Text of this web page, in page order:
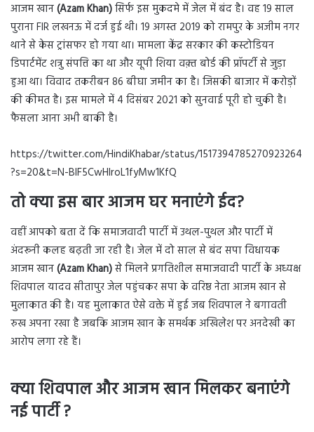
आजम खान(Azam Khan)सिर्फ इस मुकदमे में जेल में बंद है। वह 19 साल
पुराना FIR लखनऊ में दर्ज हुई थी। 19 अगस्त 2019 को रामपुर के अजीम नगर
थाने से केस ट्रांसफर हो गया था। मामला केंद्र सरकार की कस्टोडियन
डिपार्टमेंट शत्रु संपत्ति का था और यूपी शिया वक़्त बोर्ड की प्रॉपर्टी से जुड़ा
हुआ था। विवाद तकरीबन 86 बीघा जमीन का है। जिसकी बाजार में करोड़ों
की कीमत है। इस मामले में 4 दिसंबर 2021 को सुनवाई पूरी हो चुकी है।
फैसला आना अभी बाकी है।
https://twitter.com/HindiKhabar/status/1517394785270923264
?s=20&t=N-BlF5CwHlroL1fyMw1KfQ
तो क्या इस बार आजम घर मनाएंगे ईद?
वहीं आपको बता दें कि समाजवादी पार्टी में उथल-पुथल और पार्टी में
अंदरूनी कलह बढ़ती जा रही है। जेल में दो साल से बंद सपा विधायक
आजम खान(Azam Khan)से मिलने प्रगतिशील समाजवादी पार्टी के अध्यक्ष
शिवपाल यादव सीतापुर जेल पहुंचकर सपा के वरिष्ठ नेता आजम खान से
मुलाकात की है। यह मुलाकात ऐसे वक्ते में हुई जब शिवपाल ने बगावती
रुख अपना रखा है जबकि आजम खान के समर्थक अखिलेश पर अनदेखी का
आरोप लगा रहे हैं।
क्या शिवपाल और आजम खान मिलकर बनाएंगे
नई पार्टी ?